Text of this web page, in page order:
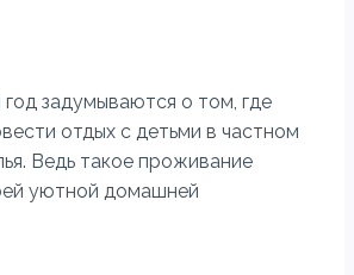
задумываются о том, где
отдых с детьми в частном
Ведь такое проживание
уютной домашней